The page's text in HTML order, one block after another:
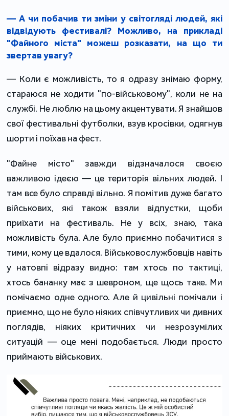
— А чи побачив ти зміни у світогляді людей, які
відвідують фестивалі? Можливо, на прикладі
"Файного міста" можеш розказати, на що ти
звертав увагу?
— Коли є можливість, то я одразу знімаю форму,
стараюся не ходити "по-військовому", коли не на
службі. Не люблю на цьому акцентувати. Я знайшов
свої фестивальні футболки, взув кросівки, одягнув
шорти і поїхав на фест.
"Файне місто" завжди відзначалося своєю
важливою ідеєю — це територія вільних людей. І
там все було справді вільно. Я помітив дуже багато
військових, які також взяли відпустки, щоби
приїхати на фестиваль. Не у всіх, знаю, така
можливість була. Але було приємно побачитися з
тими, кому це вдалося. Військовослужбовців навіть
у натовпі відразу видно: там хтось по тактиці,
хтось бананку має з шевроном, ще щось таке. Ми
помічаємо одне одного. Але й цивільні помічали і
приємно, що не було ніяких співчутливих чи дивних
поглядів, ніяких критичних чи незрозумілих
ситуацій — оце мені подобається. Люди просто
приймають військових.